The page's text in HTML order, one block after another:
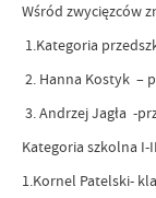
Wśród zwycięzców
1.Kategoria
2. Hanna Kostyk –
3. Andrzej Jagła -
Kategoria szkolna I-
1.Kornel Patelski-